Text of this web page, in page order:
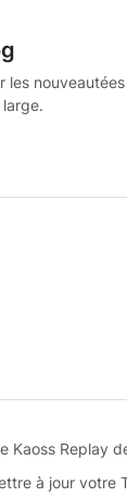
les
Kaoss Replay
à jour votre